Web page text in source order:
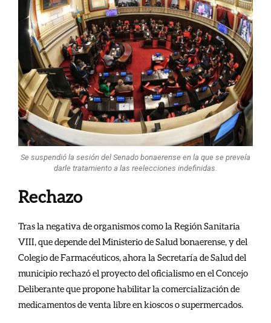
Se suspendió la sesión del Senado bonaerense en la que se preveía
darle tratamiento a las reelecciones indefinidas.
Rechazo
Tras la negativa de organismos como la Región Sanitaria
VIII, que depende del Ministerio de Salud bonaerense, y del
Colegio de Farmacéuticos, ahora la Secretaría de Salud del
municipio rechazó el proyecto del oficialismo en el Concejo
Deliberante que propone habilitar la comercialización de
medicamentos de venta libre en kioscos o supermercados.